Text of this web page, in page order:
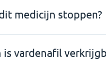
medicijn stoppen?
vardenafil